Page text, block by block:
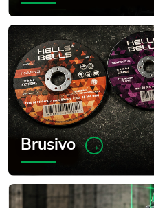
Brusivo →